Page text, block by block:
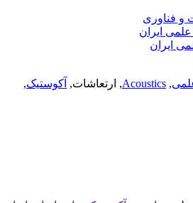
فناوری
ایران
,
Acoustics, ارتعاشات,آکوستیک,